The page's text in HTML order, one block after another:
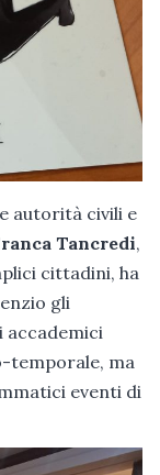
autorità civili e
Tancredi,
cittadini, ha
gli
accademici
temporale, ma
eventi di